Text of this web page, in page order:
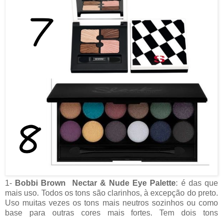
1- Bobbi Brown Nectar & Nude Eye Palette: é das que
mais uso. Todos os tons são clarinhos, à excepção do preto.
Uso muitas vezes os tons mais neutros sozinhos ou como
base para outras cores mais fortes. Tem dois tons